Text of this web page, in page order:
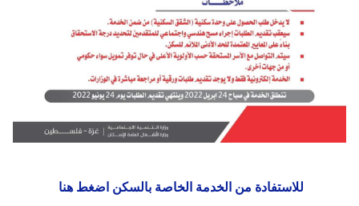
للاستفادة من الخدمة الخاصة بالسكن اضغط هنا